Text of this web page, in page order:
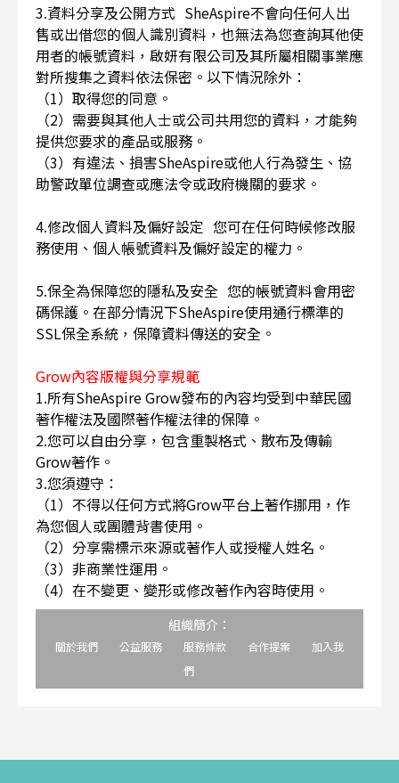
3.資料分享及公開方式 SheAspire不會向任何人出
售或出借您的個人識別資料，也無法為您查詢其他使
用者的帳號資料，啟妍有限公司及其所屬相關事業應
對所搜集之資料依法保密。以下情況除外：
（1）取得您的同意。
（2）需要與其他人士或公司共用您的資料，才能夠
提供您要求的產品或服務。
（3）有違法、損害SheAspire或他人行為發生、協
助警政單位調查或應法令或政府機關的要求。
4.修改個人資料及偏好設定 您可在任何時候修改服
務使用、個人帳號資料及偏好設定的權力。
5.保全為保障您的隱私及安全 您的帳號資料會用密
碼保護。在部分情況下SheAspire使用通行標準的
SSL保全系統，保障資料傳送的安全。
Grow內容版權與分享規範
1.所有SheAspire Grow發布的內容均受到中華民國
著作權法及國際著作權法律的保障。
2.您可以自由分享，包含重製格式、散布及傳輸
Grow著作。
3.您須遵守：
（1）不得以任何方式將Grow平台上著作挪用，作
為您個人或團體背書使用。
（2）分享需標示來源或著作人或授權人姓名。
（3）非商業性運用。
（4）在不變更、變形或修改著作內容時使用。
組織簡介：
關於我們 公益服務 服務條款 合作提案
加入我
們